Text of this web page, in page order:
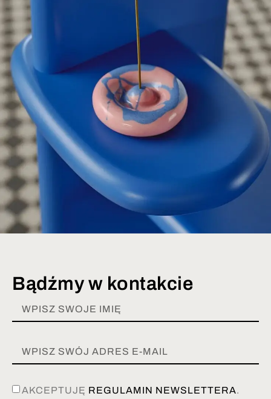
Bądźmy w kontakcie
AKCEPTUJĘ REGULAMIN NEWSLETTERA.